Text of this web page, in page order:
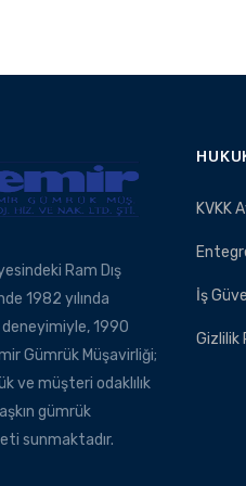
Ram Dış
1982 yılında
1990
Gümrük Müşavirliği;
ve müşteri odaklılık
gümrük
sunmaktadır.
KVKK
İş
Gizlilik